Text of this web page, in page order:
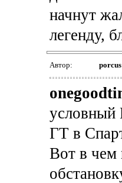
начнут
легенду,
Автор: porcus
условный
ГТ в
Вот в чем